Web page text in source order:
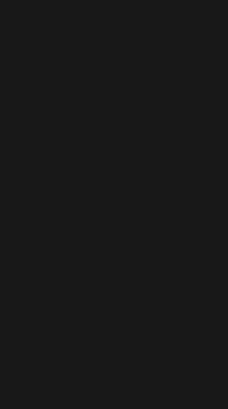
"Go­to­wych na